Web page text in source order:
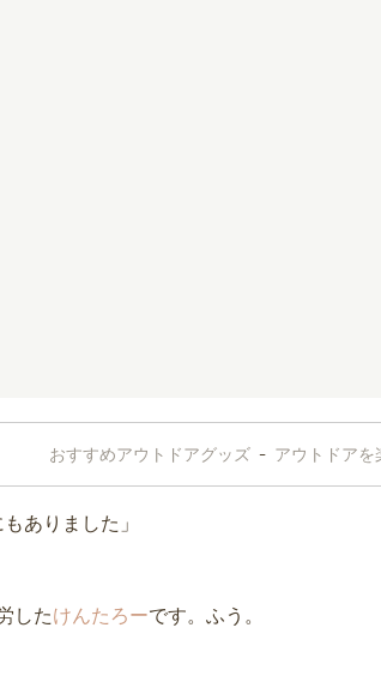
おすすめアウトドアグッズ - アウトドアを
ありました」
したけんたろーです。ふう。